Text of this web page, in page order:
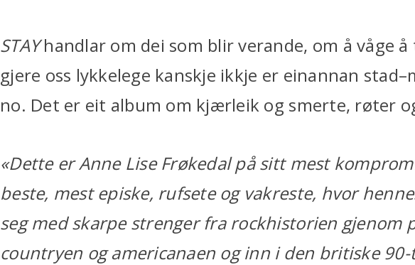
STAYhandlar om dei som blir verande, om å våge
gjere oss lykkelege kanskje ikkje er einannan
no. Det er eit album om kjærleik og smerte, røter
«Dette er Anne Lise Frøkedal på sitt mest
beste, mest episke, rufsete og vakreste, hvor
seg med skarpe strenger fra rockhistorien gjenom
countryen og americanaen og inn i den britiske